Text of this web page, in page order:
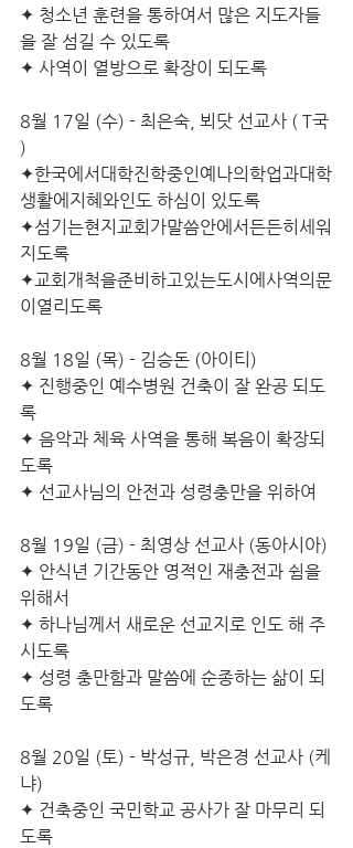
✦ 청소년 훈련을 통하여서 많은 지도자들
을 잘 섬길 수 있도록
✦ 사역이 열방으로 확장이 되도록
8월 17일 (수) - 최은숙, 뵈닷 선교사 ( T국
)
✦한국에서대학진학중인예나의학업과대학
생활에지혜와인도 하심이 있도록
✦섬기는현지교회가말씀안에서든든히세워
지도록
✦교회개척을준비하고있는도시에사역의문
이열리도록
8월 18일 (목) - 김승돈 (아이티)
✦ 진행중인 예수병원 건축이 잘 완공 되도
록
✦ 음악과 체육 사역을 통해 복음이 확장되
도록
✦ 선교사님의 안전과 성령충만을 위하여
8월 19일 (금) - 최영상 선교사 (동아시아)
✦ 안식년 기간동안 영적인 재충전과 쉼을
위해서
✦ 하나님께서 새로운 선교지로 인도 해 주
시도록
✦ 성령 충만함과 말씀에 순종하는 삶이 되
도록
8월 20일 (토) - 박성규, 박은경 선교사 (케
냐)
✦ 건축중인 국민학교 공사가 잘 마무리 되
도록